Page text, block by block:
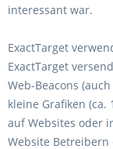
interessant war.
ExactTarget
ExactTarget
Web-Beacons
kleine Grafiken (ca.
auf Websites oder
Website Betreibern